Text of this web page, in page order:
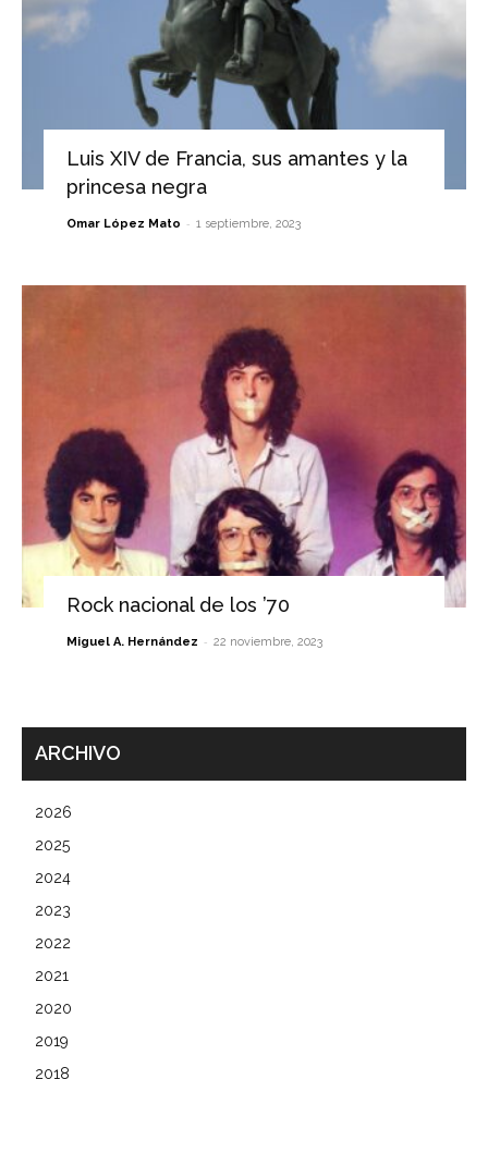
Luis XIV de Francia, sus amantes y la
princesa negra
Omar López Mato - 1 septiembre, 2023
Rock nacional de los ’70
Miguel A. Hernández - 22 noviembre, 2023
ARCHIVO
2026
2025
2024
2023
2022
2021
2020
2019
2018